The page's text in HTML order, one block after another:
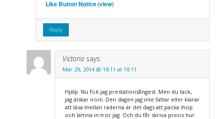
Like Button Notice(view)
Reply
Victoria says:
Mar 29, 2014 @ 18:11 at 18:11
Hjälp. Nu fick jag prestationsångest. Men du tack,
jag älskar ironi. Den dagen jag inte fattar eller klarar
att läsa mellan raderna är det dags att packa ihop
och lämna in tror jag. Och du får skriva precis hur